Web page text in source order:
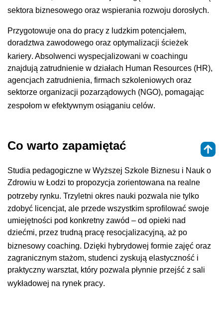
sektora biznesowego oraz wspierania rozwoju dorosłych.
Przygotowuje ona do pracy z ludzkim potencjałem,
doradztwa zawodowego oraz optymalizacji ścieżek
kariery. Absolwenci wyspecjalizowani w coachingu
znajdują zatrudnienie w działach Human Resources (HR),
agencjach zatrudnienia, firmach szkoleniowych oraz
sektorze organizacji pozarządowych (NGO), pomagając
zespołom w efektywnym osiąganiu celów.
Co warto zapamiętać
Studia pedagogiczne w Wyższej Szkole Biznesu i Nauk o
Zdrowiu w Łodzi to propozycja zorientowana na realne
potrzeby rynku. Trzyletni okres nauki pozwala nie tylko
zdobyć licencjat, ale przede wszystkim sprofilować swoje
umiejętności pod konkretny zawód – od opieki nad
dziećmi, przez trudną pracę resocjalizacyjną, aż po
biznesowy coaching. Dzięki hybrydowej formie zajęć oraz
zagranicznym stażom, studenci zyskują elastyczność i
praktyczny warsztat, który pozwala płynnie przejść z sali
wykładowej na rynek pracy.